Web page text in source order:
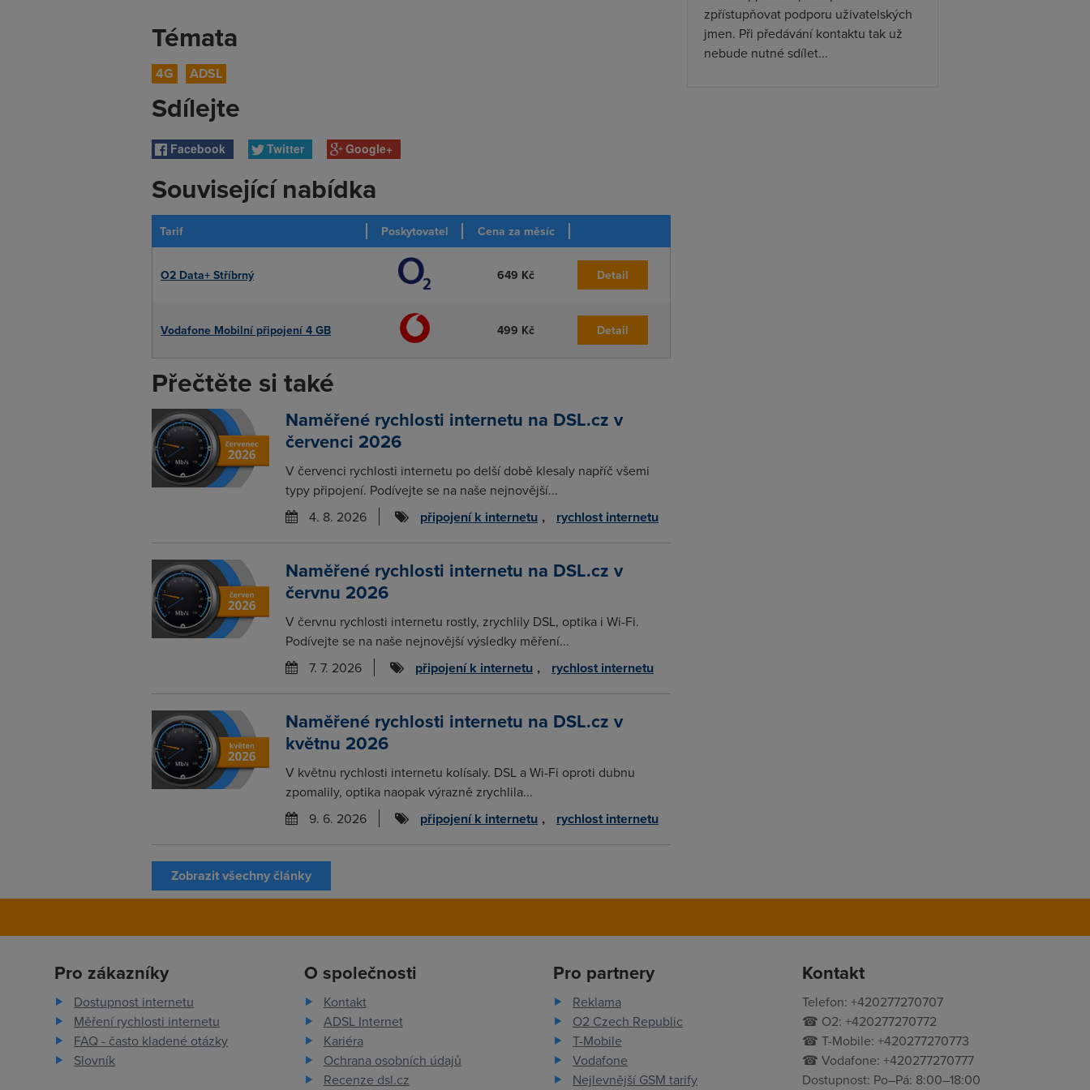
Témata
4G ADSL
Sdílejte
Facebook Twitter Google+
Související nabídka
Tarif Poskytovatel Cena za měsíc
O2 Data+ Stříbrný 649 Kč Detail
Vodafone Mobilní připojení 4 GB 499 Kč Detail
Přečtěte si také
Naměřené rychlosti internetu na DSL.cz v
červenci 2026
V červenci rychlosti internetu po delší době klesaly napříč všemi
typy připojení. Podívejte se na naše nejnovější...
4. 8. 2026
připojení k internetu , rychlost internetu
Naměřené rychlosti internetu na DSL.cz v
červnu 2026
V červnu rychlosti internetu rostly, zrychlily DSL, optika i Wi-Fi.
Podívejte se na naše nejnovější výsledky měření...
7. 7. 2026
připojení k internetu , rychlost internetu
Naměřené rychlosti internetu na DSL.cz v
květnu 2026
V květnu rychlosti internetu kolísaly. DSL a Wi-Fi oproti dubnu
zpomalily, optika naopak výrazně zrychlila...
9. 6. 2026
připojení k internetu , rychlost internetu
Zobrazit všechny články
zpřístupňovat podporu uživatelských
jmen. Při předávání kontaktu tak už
nebude nutné sdílet...
Pro zákazníky
Dostupnost internetu
Měření rychlosti internetu
FAQ - často kladené otázky
Slovník
O společnosti
Kontakt
ADSL Internet
Kariéra
Ochrana osobních údajů
Recenze dsl.cz
Pro partnery
Reklama
O2 Czech Republic
T-Mobile
Vodafone
Nejlevnější GSM tarify
Kontakt
Telefon: +420277270707
☎ O2: +420277270772
☎ T-Mobile: +420277270773
☎ Vodafone: +420277270777
Dostupnost: Po–Pá: 8:00–18:00